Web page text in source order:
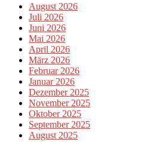
August 2026
Juli 2026
Juni 2026
Mai 2026
April 2026
März 2026
Februar 2026
Januar 2026
Dezember 2025
November 2025
Oktober 2025
September 2025
August 2025